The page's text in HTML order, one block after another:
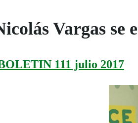
Vargas se
111 julio 2017